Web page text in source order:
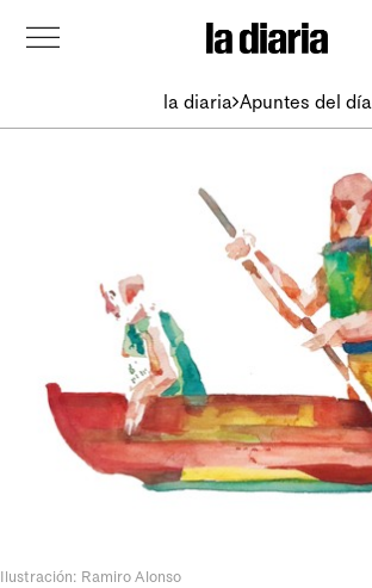
la diaria Apuntes del día
Ilustración: Ramiro Alonso